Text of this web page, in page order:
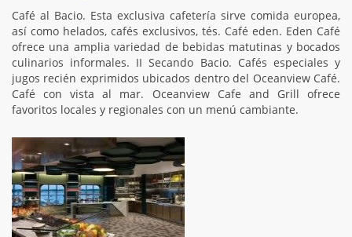
Café al Bacio. Esta exclusiva cafetería sirve comida europea,
así como helados, cafés exclusivos, tés. Café eden. Eden Café
ofrece una amplia variedad de bebidas matutinas y bocados
culinarios informales. II Secando Bacio. Cafés especiales y
jugos recién exprimidos ubicados dentro del Oceanview Café.
Café con vista al mar. Oceanview Cafe and Grill ofrece
favoritos locales y regionales con un menú cambiante.